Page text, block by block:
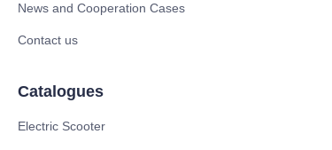
News and Cooperation Cases
Contact us
Catalogues
Electric Scooter